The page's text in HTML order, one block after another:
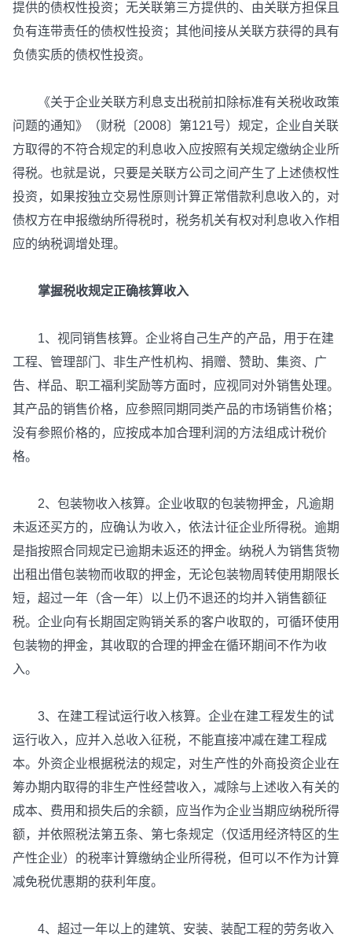
提供的债权性投资；无关联第三方提供的、由关联方担保且
负有连带责任的债权性投资；其他间接从关联方获得的具有
负债实质的债权性投资。
《关于企业关联方利息支出税前扣除标准有关税收政策
问题的通知》（财税〔2008〕第121号）规定，企业自关联
方取得的不符合规定的利息收入应按照有关规定缴纳企业所
得税。也就是说，只要是关联方公司之间产生了上述债权性
投资，如果按独立交易性原则计算正常借款利息收入的，对
债权方在申报缴纳所得税时，税务机关有权对利息收入作相
应的纳税调增处理。
掌握税收规定正确核算收入
1、视同销售核算。企业将自己生产的产品，用于在建
工程、管理部门、非生产性机构、捐赠、赞助、集资、广
告、样品、职工福利奖励等方面时，应视同对外销售处理。
其产品的销售价格，应参照同期同类产品的市场销售价格；
没有参照价格的，应按成本加合理利润的方法组成计税价
格。
2、包装物收入核算。企业收取的包装物押金，凡逾期
未返还买方的，应确认为收入，依法计征企业所得税。逾期
是指按照合同规定已逾期未返还的押金。纳税人为销售货物
出租出借包装物而收取的押金，无论包装物周转使用期限长
短，超过一年（含一年）以上仍不退还的均并入销售额征
税。企业向有长期固定购销关系的客户收取的，可循环使用
包装物的押金，其收取的合理的押金在循环期间不作为收
入。
3、在建工程试运行收入核算。企业在建工程发生的试
运行收入，应并入总收入征税，不能直接冲减在建工程成
本。外资企业根据税法的规定，对生产性的外商投资企业在
筹办期内取得的非生产性经营收入，减除与上述收入有关的
成本、费用和损失后的余额，应当作为企业当期应纳税所得
额，并依照税法第五条、第七条规定（仅适用经济特区的生
产性企业）的税率计算缴纳企业所得税，但可以不作为计算
减免税优惠期的获利年度。
4、超过一年以上的建筑、安装、装配工程的劳务收入